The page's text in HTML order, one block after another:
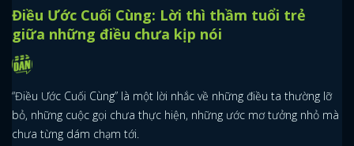
Điều Ước Cuối Cùng: Lời thì thầm tuổi trẻ
giữa những điều chưa kịp nói
“Điều Ước Cuối Cùng” là một lời nhắc về những điều ta thường lỡ
bỏ, những cuộc gọi chưa thực hiện, những ước mơ tưởng nhỏ mà
chưa từng dám chạm tới.